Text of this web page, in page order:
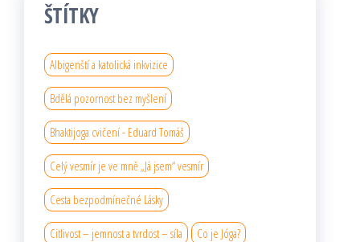
ŠTÍTKY
Albigenští a katolická inkvizice
Bdělá pozornost bez myšlení
Bhaktijoga cvičení - Eduard Tomáš
Celý vesmír je ve mně „Já jsem“ vesmír
Cesta bezpodmínečné Lásky
Citlivost – jemnost a tvrdost – síla Co je Jóga?